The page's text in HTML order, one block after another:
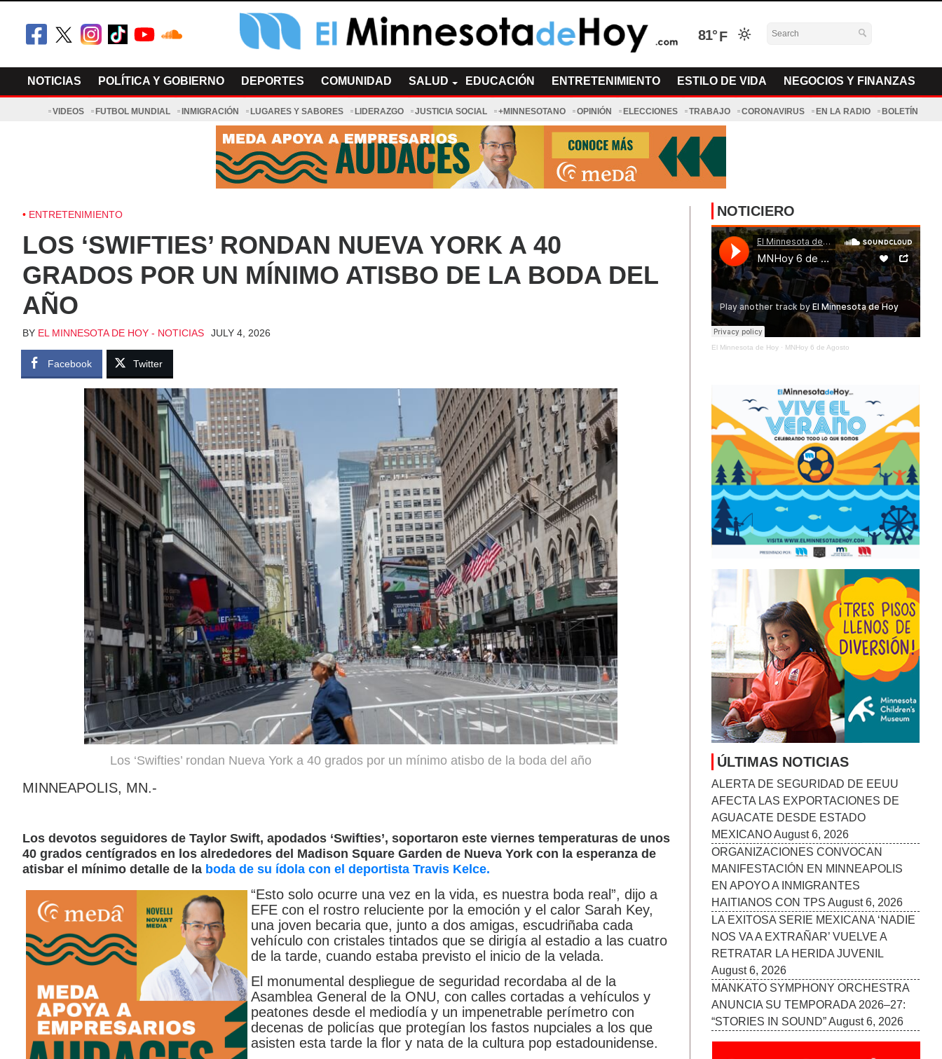
81°
NOTICIAS POLÍTICA Y GOBIERNO DEPORTES COMUNIDAD SALUD EDUCACIÓN ENTRETENIMIENTO ESTILO DE VIDA NEGOCIOS Y FINANZAS
VIDEOS FUTBOL MUNDIAL INMIGRACIÓN LUGARES Y SABORES LIDERAZGO JUSTICIA SOCIAL +MINNESOTANO OPINIÓN ELECCIONES TRABAJO CORONAVIRUS EN LA RADIO BOLETÍN
ENTRETENIMIENTO
LOS ‘SWIFTIES’ RONDAN NUEVA YORK A 40
GRADOS POR UN MÍNIMO ATISBO DE LA BODA DEL
AÑO
BY EL MINNESOTA DE HOY - NOTICIAS JULY 4, 2026
Facebook Twitter
Los ‘Swifties’ rondan Nueva York a 40 grados por un mínimo atisbo de la boda del año
MINNEAPOLIS, MN.-
Los devotos seguidores de Taylor Swift, apodados ‘Swifties’, soportaron este viernes temperaturas de unos
40 grados centígrados en los alrededores del Madison Square Garden de Nueva York con la esperanza de
atisbar el mínimo detalle de la boda de su ídola con el deportista Travis Kelce.
“Esto solo ocurre una vez en la vida, es nuestra boda real”, dijo a
EFE con el rostro reluciente por la emoción y el calor Sarah Key,
una joven becaria que, junto a dos amigas, escudriñaba cada
vehículo con cristales tintados que se dirigía al estadio a las cuatro
de la tarde, cuando estaba previsto el inicio de la velada.
El monumental despliegue de seguridad recordaba al de la
Asamblea General de la ONU, con calles cortadas a vehículos y
peatones desde el mediodía y un impenetrable perímetro con
decenas de policías que protegían los fastos nupciales a los que
asisten esta tarde la flor y nata de la cultura pop estadounidense.
NOTICIERO
El Minnesota de Hoy· MNHoy 6 de Agosto
ÚLTIMAS NOTICIAS
ALERTA DE SEGURIDAD DE EEUU
AFECTA LAS EXPORTACIONES DE
AGUACATE DESDE ESTADO
MEXICANO August 6, 2026
ORGANIZACIONES CONVOCAN
MANIFESTACIÓN EN MINNEAPOLIS
EN APOYO A INMIGRANTES
HAITIANOS CON TPS August 6, 2026
LA EXITOSA SERIE MEXICANA ‘NADIE
NOS VA A EXTRAÑAR’ VUELVE A
RETRATAR LA HERIDA JUVENIL
August 6, 2026
MANKATO SYMPHONY ORCHESTRA
ANUNCIA SU TEMPORADA 2026–27:
“STORIES IN SOUND” August 6, 2026